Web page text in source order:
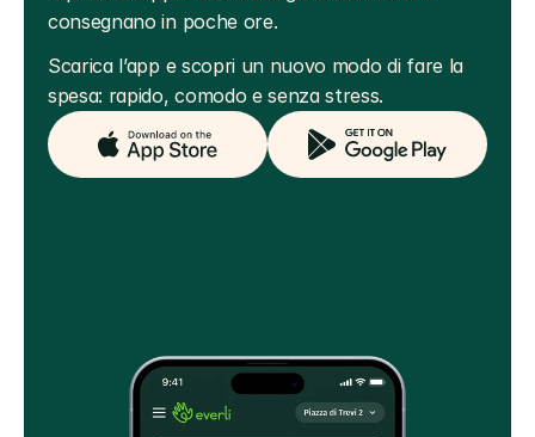
consegnano in poche ore.
Scarica l’app e scopri un nuovo modo di fare la
spesa: rapido, comodo e senza stress.